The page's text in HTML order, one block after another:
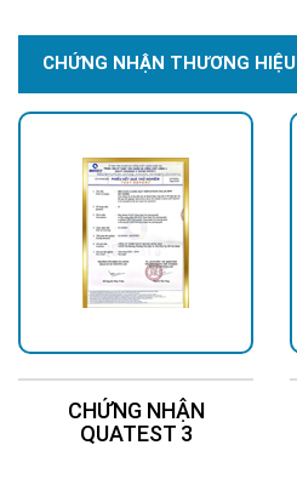
CHỨNG NHẬN THƯƠNG HIỆU
CHỨNG NHẬN
QUATEST 3